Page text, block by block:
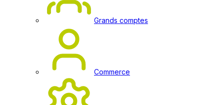
Grands comptes
Commerce